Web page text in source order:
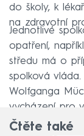
do školy, k
na zdravotní
Jednotlivé
opatření,
středu má o
spolková
Wolfganga
vycházení pro
Čtěte také